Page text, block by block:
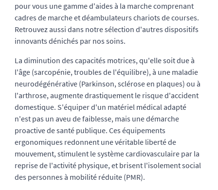
pour vous une gamme d'aides à la marche comprenant
cadres de marche et déambulateurs chariots de courses.
Retrouvez aussi dans notre sélection d'autres dispositifs
innovants dénichés par nos soins.
La diminution des capacités motrices, qu'elle soit due à
l'âge (sarcopénie, troubles de l'équilibre), à une maladie
neurodégénérative (Parkinson, sclérose en plaques) ou à
l'arthrose, augmente drastiquement le risque d'accident
domestique. S'équiper d'un matériel médical adapté
n'est pas un aveu de faiblesse, mais une démarche
proactive de santé publique. Ces équipements
ergonomiques redonnent une véritable liberté de
mouvement, stimulent le système cardiovasculaire par la
reprise de l'activité physique, et brisent l'isolement social
des personnes à mobilité réduite (PMR).